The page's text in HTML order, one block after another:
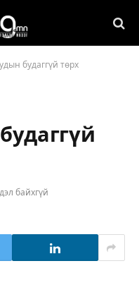
будаггүй төрх
байхгүй